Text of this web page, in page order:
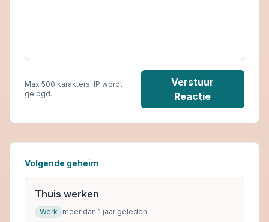
Max 500 karakters. IP wordt
gelogd.
Verstuur
Reactie
Volgende geheim
Thuis werken
Werk meer dan 1 jaar geleden